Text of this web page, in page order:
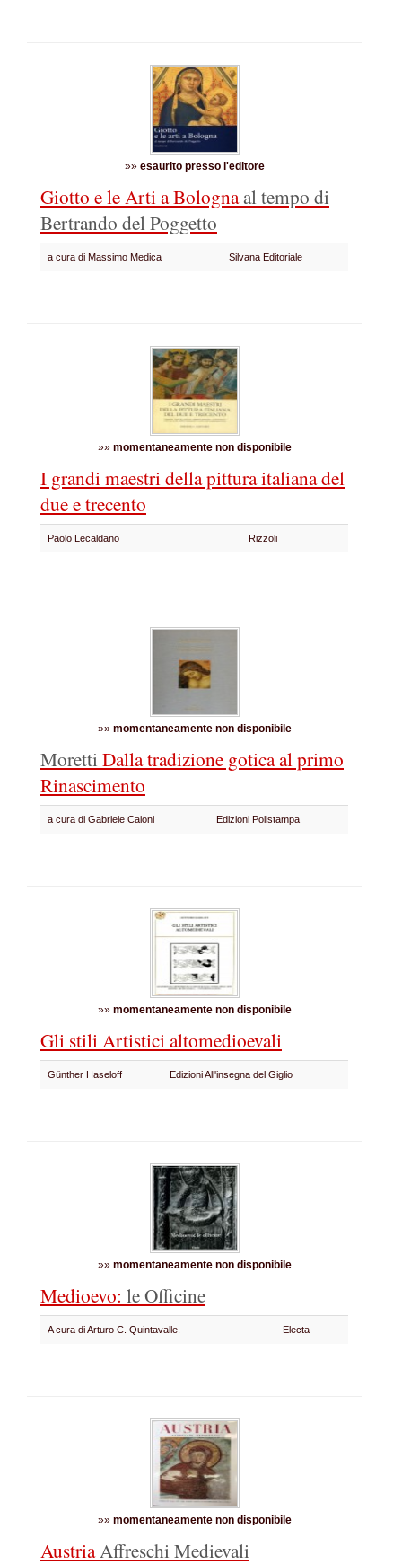
»» esaurito presso l'editore
Giotto e le Arti a Bolognaal tempo di
Bertrando del Poggetto
a cura di Massimo Medica Silvana Editoriale
»» momentaneamente non disponibile
I grandi maestri della pittura italiana del
due e trecento
Paolo Lecaldano Rizzoli
»» momentaneamente non disponibile
Moretti Dalla tradizione gotica al primo
Rinascimento
a cura di Gabriele Caioni Edizioni Polistampa
»» momentaneamente non disponibile
Gli stili Artistici altomedioevali
Günther Haseloff Edizioni All'insegna del Giglio
»» momentaneamente non disponibile
Medioevo: le Officine
A cura di Arturo C. Quintavalle. Electa
»» momentaneamente non disponibile
AustriaAffreschi Medievali